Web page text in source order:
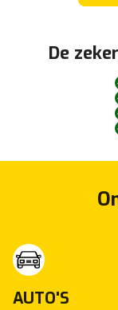
De
AUTO'S